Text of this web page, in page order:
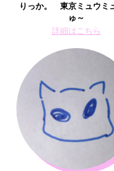
りっか。 東京ミュウミ
ゅ～
詳細はこちら